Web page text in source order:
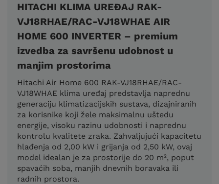
HITACHI KLIMA UREĐAJ RAK-
VJ18RHAE/RAC-VJ18WHAE AIR
HOME 600 INVERTER – premium
izvedba za savršenu udobnost u
manjim prostorima
Hitachi Air Home 600 RAK-VJ18RHAE/RAC-
VJ18WHAE klima uređaj predstavlja naprednu
generaciju klimatizacijskih sustava, dizajniranih
za korisnike koji žele maksimalnu uštedu
energije, visoku razinu udobnosti i naprednu
kontrolu kvalitete zraka. Zahvaljujući kapacitetu
hlađenja od 2,00 kW i grijanja od 2,50 kW, ovaj
model idealan je za prostorije do 20 m², poput
spavaćih soba, manjih dnevnih boravaka ili
radnih prostora.